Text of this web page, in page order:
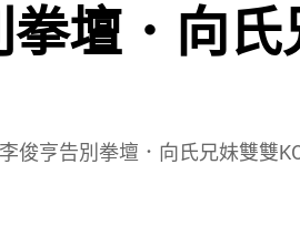
壇．向氏
俊亨告別拳壇．向氏兄妹雙雙